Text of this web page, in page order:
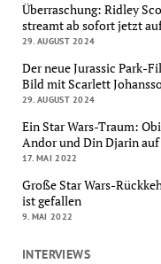
Überraschung: Ridley
streamt ab sofort jetzt
29. AUGUST 2024
Der neue Jurassic Park-
Bild mit Scarlett
29. AUGUST 2024
Ein Star Wars-Traum:
Andor und Din Djarin
17. MAI 2022
Große Star Wars-
ist gefallen
9. MAI 2022
INTERVIEWS